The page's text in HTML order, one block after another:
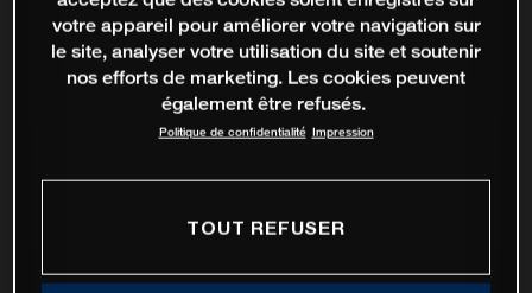
votre appareil pour améliorer votre navigation sur
le site, analyser votre utilisation du site et soutenir
nos efforts de marketing. Les cookies peuvent
également être refusés.
Politique de confidentialité Impression
TOUT REFUSER